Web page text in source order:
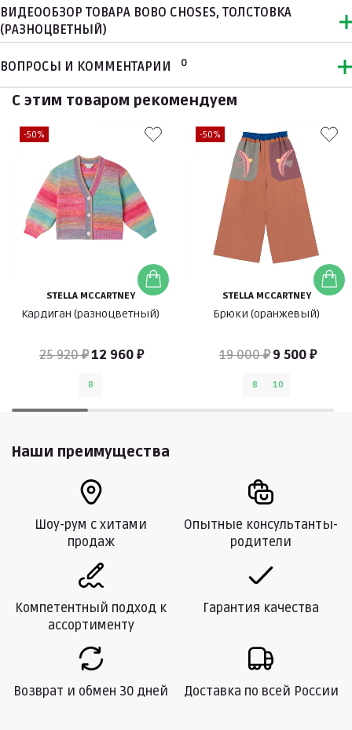
ВИДЕООБЗОР ТОВАРА BOBO CHOSES, ТОЛСТОВКА
(РАЗНОЦВЕТНЫЙ)
ВОПРОСЫ И КОММЕНТАРИИ 0
С этим товаром рекомендуем
-50%
STELLA MCCARTNEY
Кардиган (разноцветный)
25 920 ₽12 960 ₽
8
-50%
STELLA MCCARTNEY
Брюки (оранжевый)
19 000 ₽ 9 500 ₽
8 10
Наши преимущества
Шоу-рум с хитами
продаж
Опытные консультанты-
родители
Компетентный подход к
ассортименту
Гарантия качества
Возврат и обмен 30 дней Доставка по всей России